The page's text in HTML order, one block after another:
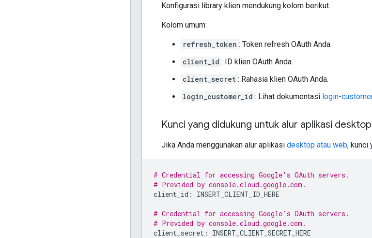
Konfigurasi library klien mendukung kolom berikut.
Kolom umum:
refresh_token : Token refresh OAuth Anda.
client_id : ID klien OAuth Anda.
client_secret : Rahasia klien OAuth Anda.
login_customer_id : Lihat dokumentasi login-
Kunci yang didukung untuk alur aplikasi
Jika Anda menggunakan alur aplikasi desktop atau web, kunci
# Credential for accessing Google's OAuth servers.
# Provided by console.cloud.google.com.
client_id:
INSERT_CLIENT_ID_HERE
# Credential for accessing Google's OAuth servers.
# Provided by console.cloud.google.com.
client_secret:
INSERT_CLIENT_SECRET_HERE